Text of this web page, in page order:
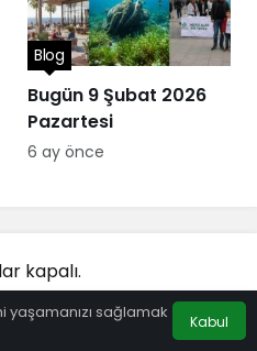
Bugün 9 Şubat 2026
Pazartesi
Blog
6 ay önce
kapalı.
sağlamak
Kabul
Hesabım